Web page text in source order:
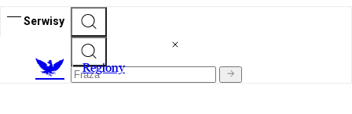
Serwisy
Regiony